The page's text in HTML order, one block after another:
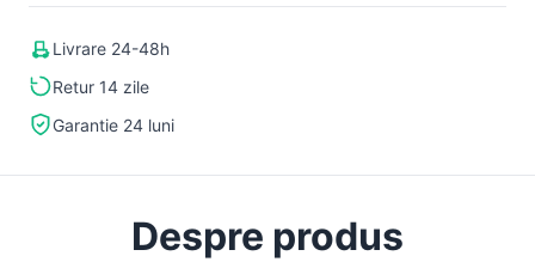
Livrare 24-48h
Retur 14 zile
Garantie 24 luni
Despre produs